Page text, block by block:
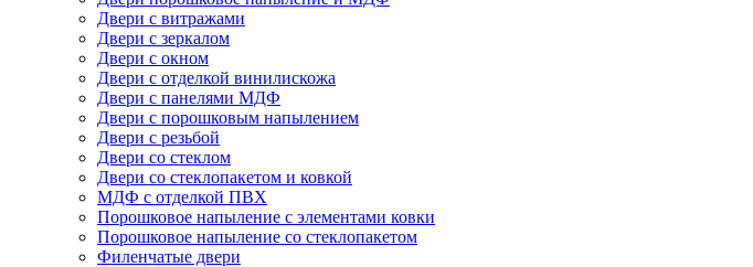
Двери с витражами
Двери с зеркалом
Двери с окном
Двери с отделкой винилискожа
Двери с панелями МДФ
Двери с порошковым напылением
Двери с резьбой
Двери со стеклом
Двери со стеклопакетом и ковкой
МДФ с отделкой ПВХ
Порошковое напыление с элементами ковки
Порошковое напыление со стеклопакетом
Филенчатые двери